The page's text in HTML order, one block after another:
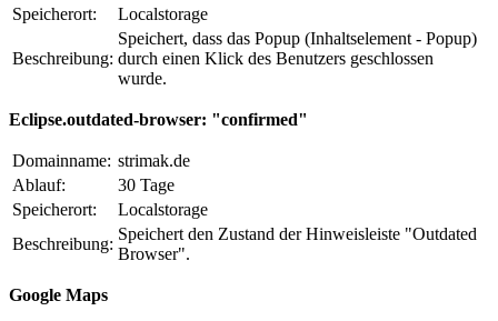
Speicherort:
Localstorage
Beschreibung:
Speichert, dass das Popup (Inhaltselement - Popup)
durch einen Klick des Benutzers geschlossen
wurde.
Eclipse.outdated-browser: "confirmed"
Domainname: strimak.de
Ablauf:
30 Tage
Speicherort:
Localstorage
Beschreibung:
Speichert den Zustand der Hinweisleiste "Outdated
Browser".
Google Maps